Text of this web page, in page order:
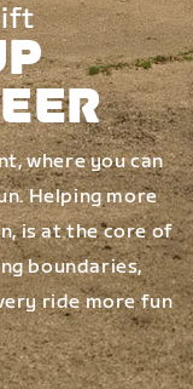
where you can
Helping more
is at the core of
boundaries,
ride more fun